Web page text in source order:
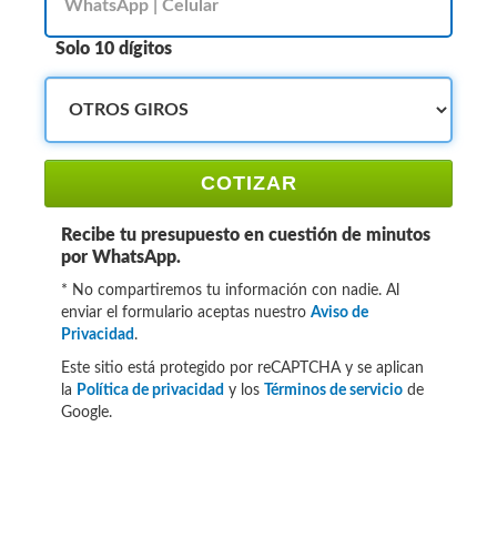
Solo 10 dígitos
COTIZAR
Recibe tu presupuesto en cuestión de minutos
por WhatsApp.
* No compartiremos tu información con nadie. Al
enviar el formulario aceptas nuestro Aviso de
Privacidad .
Este sitio está protegido por reCAPTCHA y se aplican
la Política de privacidad y los Términos de servicio de
Google.